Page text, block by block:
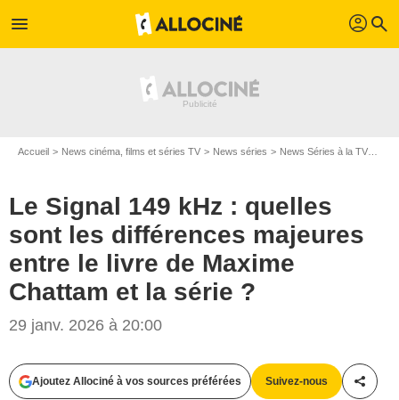
menu profil search
Accueil News cinéma, films et séries TV News séries News Séries à la TV
Le Signal 149 kHz : quelles
sont les différences majeures
entre le livre de Maxime
Chattam et la série ?
29 janv. 2026 à 20:00
Ajoutez Allociné à vos sources préférées Suivez-nous